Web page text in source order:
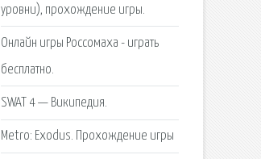
уровни), прохождение игры.
Онлайн игры Россомаха - играть
бесплатно.
SWAT 4 — Википедия.
Metro: Exodus. Прохождение игры